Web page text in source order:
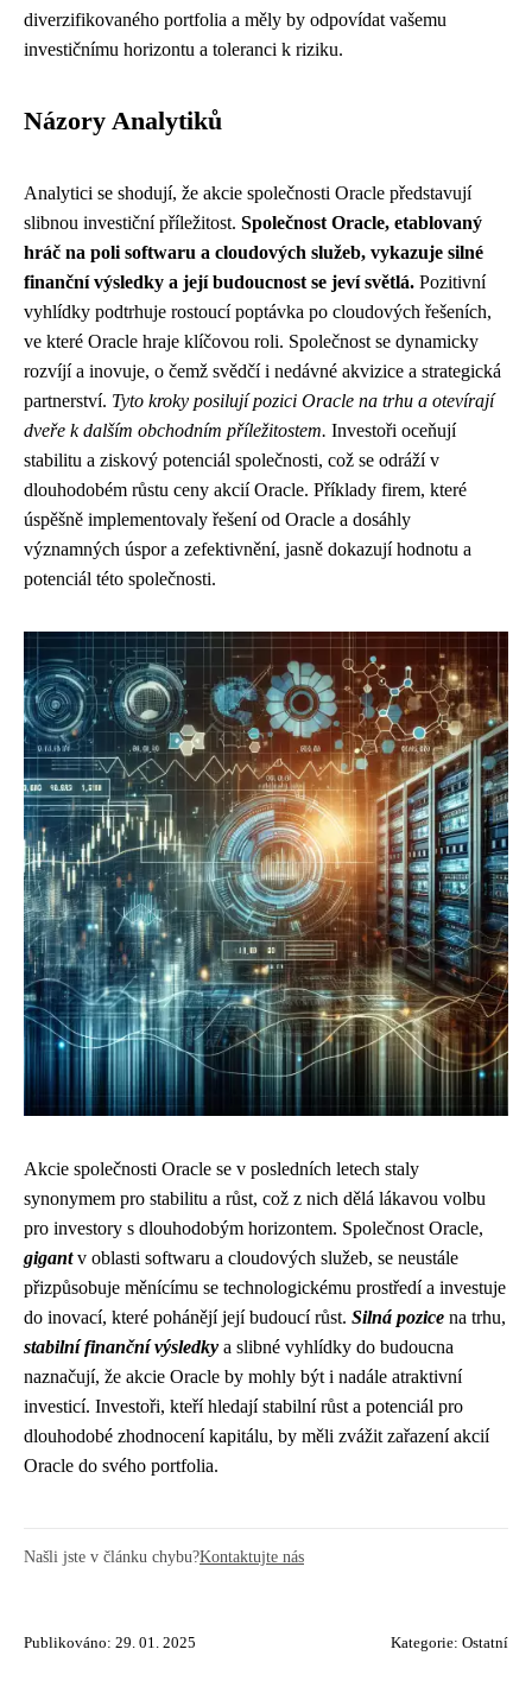
diverzifikovaného portfolia a měly by odpovídat vašemu
investičnímu horizontu a toleranci k riziku.
Názory Analytiků
Analytici se shodují, že akcie společnosti Oracle představují
slibnou investiční příležitost. Společnost Oracle, etablovaný
hráč na poli softwaru a cloudových služeb, vykazuje silné
finanční výsledky a její budoucnost se jeví světlá. Pozitivní
vyhlídky podtrhuje rostoucí poptávka po cloudových řešeních,
ve které Oracle hraje klíčovou roli. Společnost se dynamicky
rozvíjí a inovuje, o čemž svědčí i nedávné akvizice a strategická
partnerství. Tyto kroky posilují pozici Oracle na trhu a otevírají
dveře k dalším obchodním příležitostem. Investoři oceňují
stabilitu a ziskový potenciál společnosti, což se odráží v
dlouhodobém růstu ceny akcií Oracle. Příklady firem, které
úspěšně implementovaly řešení od Oracle a dosáhly
významných úspor a zefektivnění, jasně dokazují hodnotu a
potenciál této společnosti.
Akcie společnosti Oracle se v posledních letech staly
synonymem pro stabilitu a růst, což z nich dělá lákavou volbu
pro investory s dlouhodobým horizontem. Společnost Oracle,
gigantv oblasti softwaru a cloudových služeb, se neustále
přizpůsobuje měnícímu se technologickému prostředí a investuje
do inovací, které pohánějí její budoucí růst. Silná pozice na trhu,
stabilní finanční výsledky a slibné vyhlídky do budoucna
naznačují, že akcie Oracle by mohly být i nadále atraktivní
investicí. Investoři, kteří hledají stabilní růst a potenciál pro
dlouhodobé zhodnocení kapitálu, by měli zvážit zařazení akcií
Oracle do svého portfolia.
Našli jste v článku chybu?Kontaktujte nás
Publikováno: 29. 01. 2025 Kategorie: Ostatní